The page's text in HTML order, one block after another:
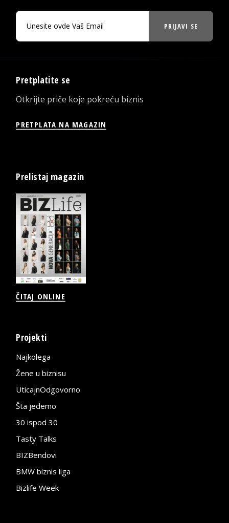
PRIJAVI SE
Pretplatite se
Otkrijte priče koje pokreću biznis
PRETPLATA NA MAGAZIN
Prelistaj magazin
ČITAJ ONLINE
Projekti
Najkolega
Žene u biznisu
UticajnOdgovorno
Šta jedemo
30 ispod 30
Tasty Talks
BIZBendovi
BMW biznis liga
Bizlife Week